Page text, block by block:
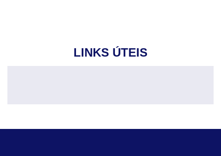
LINKS ÚTEIS